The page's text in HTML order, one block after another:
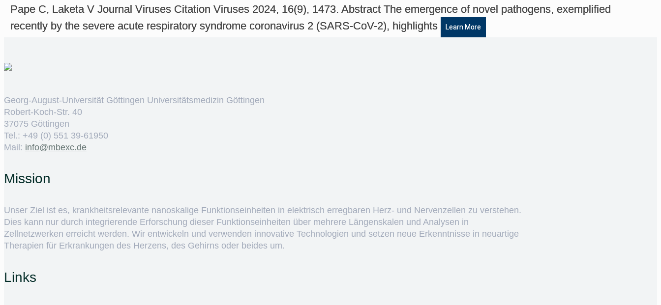
Pape C, Laketa V Journal Viruses Citation Viruses 2024, 16(9), 1473. Abstract The emergence of novel pathogens, exemplified
recently by the severe acute respiratory syndrome coronavirus 2 (SARS-CoV-2), highlights
Learn More
Georg-August-Universität Göttingen Universitätsmedizin Göttingen
Robert-Koch-Str. 40
37075 Göttingen
Tel.: +49 (0) 551 39-61950
Mail: ed.cxebm@ofni
Mission
Unser Ziel ist es, krankheitsrelevante nanoskalige Funktionseinheiten in elektrisch erregbaren Herz- und Nervenzellen zu verstehen.
Dies kann nur durch integrierende Erforschung dieser Funktionseinheiten über mehrere Längenskalen und Analysen in
Zellnetzwerken erreicht werden. Wir entwickeln und verwenden innovative Technologien und setzen neue Erkenntnisse in neuartige
Therapien für Erkrankungen des Herzens, des Gehirns oder beides um.
Links